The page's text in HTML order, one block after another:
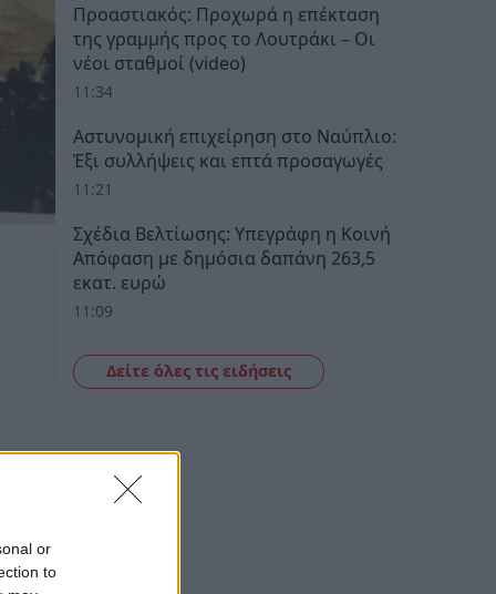
or
to
Προαστιακός: Προχωρά η επέκταση
της γραμμής προς το Λουτράκι – Οι
νέοι σταθμοί (video)
11:34
Αστυνομική επιχείρηση στο Ναύπλιο:
Έξι συλλήψεις και επτά προσαγωγές
11:21
Σχέδια Βελτίωσης: Υπεγράφη η Κοινή
Απόφαση με δημόσια δαπάνη 263,5
εκατ. ευρώ
11:09
Δείτε όλες τις ειδήσεις